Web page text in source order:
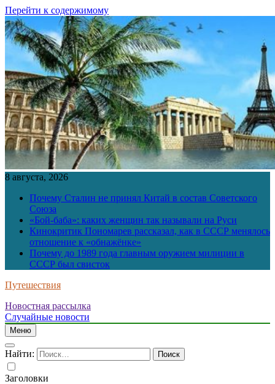
Перейти к содержимому
8 августа, 2026
Почему Сталин не принял Китай в состав Советского
Союза
«Бой-баба»: каких женщин так называли на Руси
Кинокритик Пономарев рассказал, как в СССР менялось
отношение к «обнажёнке»
Почему до 1989 года главным оружием милиции в
СССР был свисток
Путешествия
Новостная рассылка
Случайные новости
Меню
Найти:
Заголовки